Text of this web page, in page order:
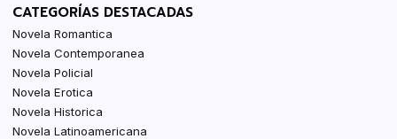
CATEGORÍAS DESTACADAS
Novela Romantica
Novela Contemporanea
Novela Policial
Novela Erotica
Novela Historica
Novela Latinoamericana